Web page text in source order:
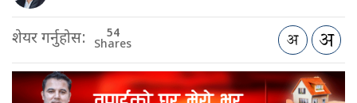
शेयर गर्नुहोस: 54
Shares